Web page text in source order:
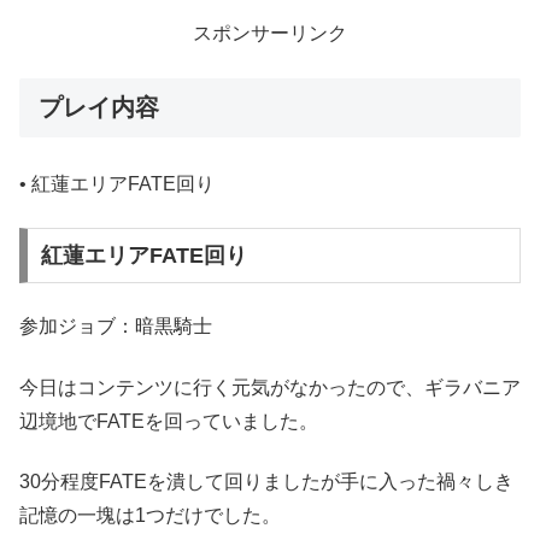
スポンサーリンク
プレイ内容
• 紅蓮エリアFATE回り
紅蓮エリアFATE回り
参加ジョブ：暗黒騎士
今日はコンテンツに行く元気がなかったので、ギラバニア
辺境地でFATEを回っていました。
30分程度FATEを潰して回りましたが手に入った禍々しき
記憶の一塊は1つだけでした。